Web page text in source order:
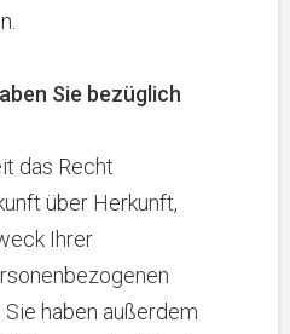
Sie bezüglich
das Recht
über Herkunft,
Ihrer
Sie haben außerdem